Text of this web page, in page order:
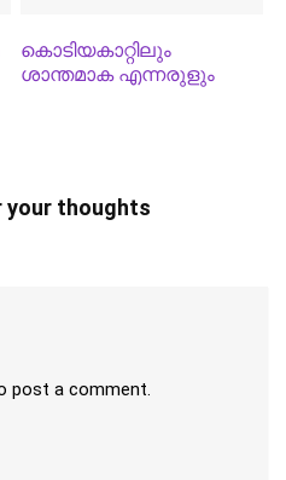
കൊടിയകാറ്റിലും
ശാന്തമാക എന്നരുളും
your thoughts
post a comment.